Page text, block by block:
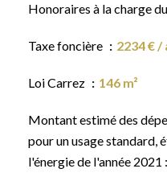
Honoraires à la charge
Taxe foncière 2234 € /
Loi Carrez 146 m²
Montant estimé des
pour un usage standard,
l'énergie de l'année